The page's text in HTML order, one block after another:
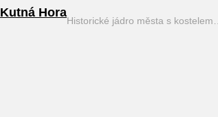
Kutná Hora
Historické jádro města s kostelem…